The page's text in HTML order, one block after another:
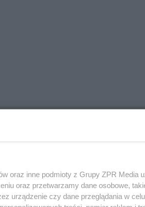
oraz inne podmioty z Grupy ZPR Media
oraz przetwarzamy dane osobowe,
urządzenie czy dane przeglądania w